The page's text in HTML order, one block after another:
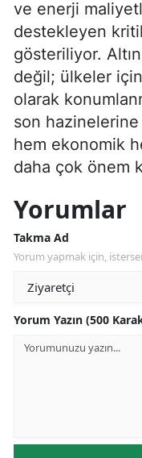
ve enerji
destekleyen
gösteriliyor.
değil; ülkeler
olarak
son hazinelerine
hem ekonomik
daha çok önem
Yorumlar
Takma Ad
Yorum yapmak için,
Yorum Yazın (500